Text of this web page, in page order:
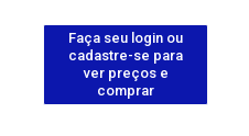
Faça seu login ou
cadastre-se para
ver preços e
comprar